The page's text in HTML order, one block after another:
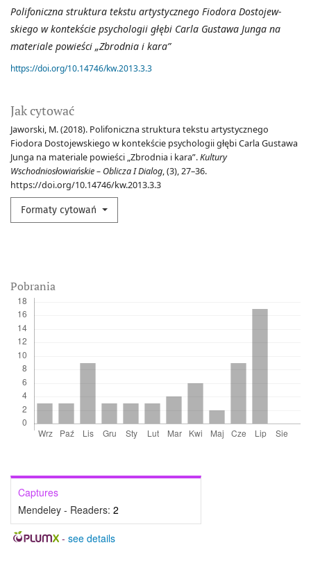
Jak cytować
Jaworski, M. (2018). Polifoniczna struktura tekstu artystycznego
Fiodora Dostojewskiego w kontekście psychologii głębi Carla Gustawa
Junga na materiale powieści „Zbrodnia i kara”.Kultury
Wschodniosłowiańskie – Oblicza I Dialog, (3), 27–36.
https://doi.org/10.14746/kw.2013.3.3
Formaty cytowań
Polifoniczna struktura tekstu artystycznego Fiodora Dostojew­
skiego w kontekście psychologii głębi Carla Gustawa Junga na
materiale po­wieści „Zbrodnia i kara”
https://doi.org/10.14746/kw.2013.3.3
Pobrania
Captures
Mendeley - Readers: 2
- see details